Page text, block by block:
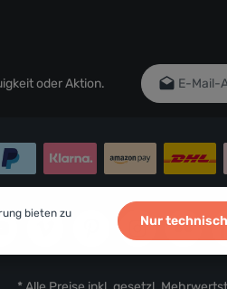
oder Aktion.
E-Mail-Adresse*
Zeichen ein*
bieten zu
Nur